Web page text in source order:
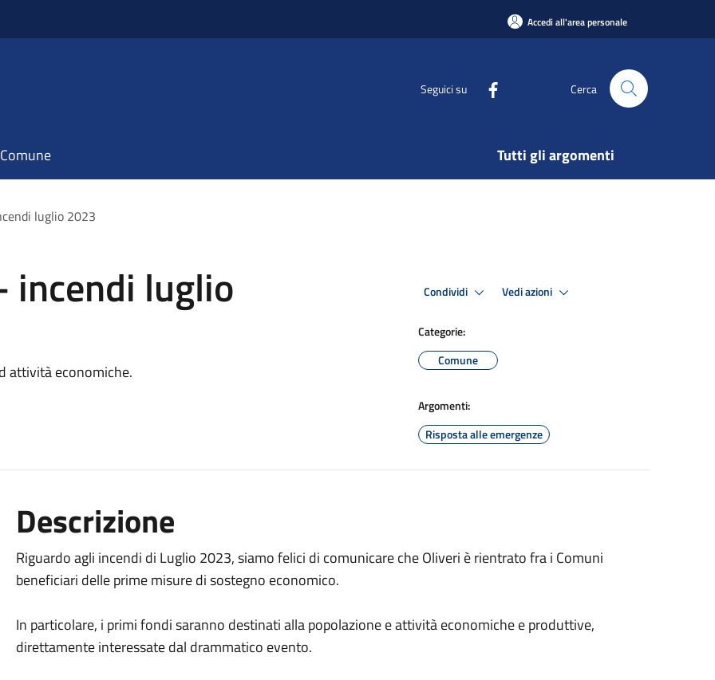
Accedi all'area personale
Seguici su Cerca
Tutti gli argomenti
luglio 2023
incendi luglio
attività economiche.
Condividi Vedi azioni
Categorie:
Comune
Argomenti:
Risposta alle emergenze
Descrizione
Riguardo agli incendi di Luglio 2023, siamo felici di comunicare che Oliveri è rientrato fra i Comuni
beneficiari delle prime misure di sostegno economico.
In particolare, i primi fondi saranno destinati alla popolazione e attività economiche e produttive,
direttamente interessate dal drammatico evento.